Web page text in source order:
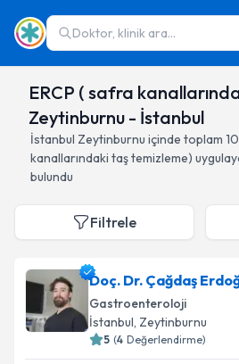
Doktor, klinik ara...
ERCP ( safra
Zeytinburnu - İstanbul
İstanbul Zeytinburnu içinde toplam 10
kanallarındaki taş temizleme)
bulundu
Filtrele
Doç. Dr. Çağdaş
Gastroenteroloji
İstanbul, Zeytinburnu
5 (4 Değerlendirme)